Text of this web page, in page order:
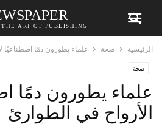
ART OF PUBLISHING
الرئيسية صحة علماء يطورون دمًا اصطناعيًا
صحة
علماء يطورون دمًا
الأرواح في الطوارئ